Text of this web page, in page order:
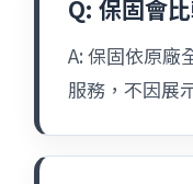
Q: 保固會
A: 保固依原廠
服務，不因展